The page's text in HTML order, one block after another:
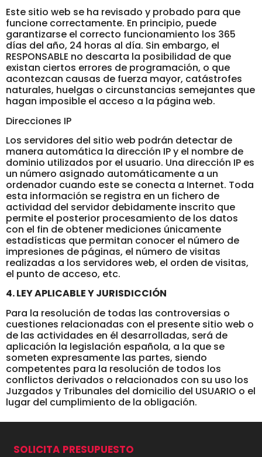
Este sitio web se ha revisado y probado para que
funcione correctamente. En principio, puede
garantizarse el correcto funcionamiento los 365
días del año, 24 horas al día. Sin embargo, el
RESPONSABLE no descarta la posibilidad de que
existan ciertos errores de programación, o que
acontezcan causas de fuerza mayor, catástrofes
naturales, huelgas o circunstancias semejantes que
hagan imposible el acceso a la página web.
Direcciones IP
Los servidores del sitio web podrán detectar de
manera automática la dirección IP y el nombre de
dominio utilizados por el usuario. Una dirección IP es
un número asignado automáticamente a un
ordenador cuando este se conecta a Internet. Toda
esta información se registra en un fichero de
actividad del servidor debidamente inscrito que
permite el posterior procesamiento de los datos
con el fin de obtener mediciones únicamente
estadísticas que permitan conocer el número de
impresiones de páginas, el número de visitas
realizadas a los servidores web, el orden de visitas,
el punto de acceso, etc.
4. LEY APLICABLE Y JURISDICCIÓN
Para la resolución de todas las controversias o
cuestiones relacionadas con el presente sitio web o
de las actividades en él desarrolladas, será de
aplicación la legislación española, a la que se
someten expresamente las partes, siendo
competentes para la resolución de todos los
conflictos derivados o relacionados con su uso los
Juzgados y Tribunales del domicilio del USUARIO o el
lugar del cumplimiento de la obligación.
SOLICITA PRESUPUESTO